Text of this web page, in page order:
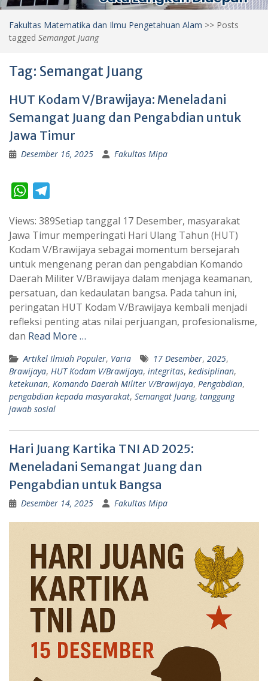
Fakultas Matematika dan Ilmu Pengetahuan Alam >> Posts
tagged Semangat Juang
Tag: Semangat Juang
HUT Kodam V/Brawijaya: Meneladani
Semangat Juang dan Pengabdian untuk
Jawa Timur
Desember 16, 2025 Fakultas Mipa
W
a
t
s
A
p
p
l
e
g
r
a
m
Views: 389Setiap tanggal 17 Desember, masyarakat
Jawa Timur memperingati Hari Ulang Tahun (HUT)
Kodam V/Brawijaya sebagai momentum bersejarah
untuk mengenang peran dan pengabdian Komando
Daerah Militer V/Brawijaya dalam menjaga keamanan,
persatuan, dan kedaulatan bangsa. Pada tahun ini,
peringatan HUT Kodam V/Brawijaya kembali menjadi
refleksi penting atas nilai perjuangan, profesionalisme,
dan Read More …
Artikel Ilmiah Populer, Varia 17 Desember, 2025,
Brawijaya, HUT Kodam V/Brawijaya, integritas, kedisiplinan,
ketekunan, Komando Daerah Militer V/Brawijaya, Pengabdian,
pengabdian kepada masyarakat, Semangat Juang, tanggung
jawab sosial
Hari Juang Kartika TNI AD 2025:
Meneladani Semangat Juang dan
Pengabdian untuk Bangsa
Desember 14, 2025 Fakultas Mipa